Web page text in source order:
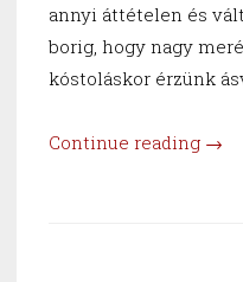
annyi áttételen és
borig, hogy nagy
kóstoláskor érzünk
Continue reading “Hogy
→